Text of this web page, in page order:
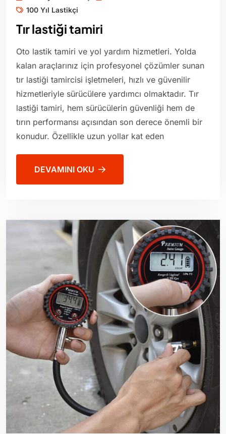
100 Yıl Lastikçi
Tır lastiği tamiri
Oto lastik tamiri ve yol yardım hizmetleri. Yolda
kalan araçlarınız için profesyonel çözümler sunan
tır lastiği tamircisi işletmeleri, hızlı ve güvenilir
hizmetleriyle sürücülere yardımcı olmaktadır. Tır
lastiği tamiri, hem sürücülerin güvenliği hem de
tırın performansı açısından son derece önemli bir
konudur. Özellikle uzun yollar kat eden
DEVAMINI OKU